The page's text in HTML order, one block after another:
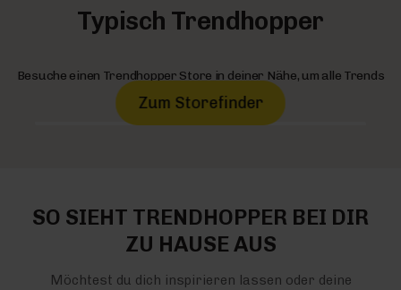
Typisch Trendhopper
Besuche einen Trendhopper Store in deiner Nähe, um alle Trends
live zu erleben!
Zum Storefinder
SO SIEHT TRENDHOPPER BEI DIR
ZU HAUSE AUS
Möchtest du dich inspirieren lassen oder deine